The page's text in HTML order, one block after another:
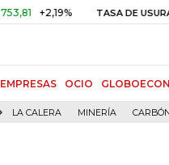
+2,19% TASA DE USURA
EMPRESAS OCIO
LA CALERA MINERÍA